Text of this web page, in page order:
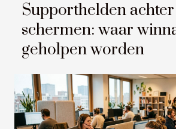
Supporthelden
schermen: waar
geholpen worden